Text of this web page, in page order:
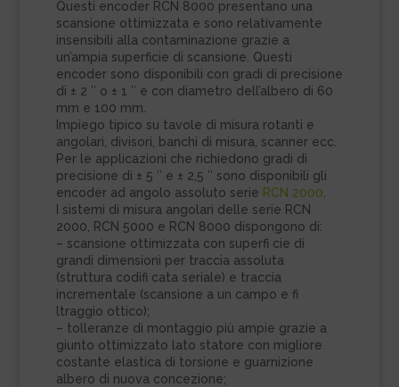
Questi encoder RCN 8000 presentano una
scansione ottimizzata e sono relativamente
insensibili alla contaminazione grazie a
un’ampia superficie di scansione. Questi
encoder sono disponibili con gradi di precisione
di ± 2 ″ o ± 1 ″ e con diametro dell’albero di 60
mm e 100 mm.
Impiego tipico su tavole di misura rotanti e
angolari, divisori, banchi di misura, scanner ecc.
Per le applicazioni che richiedono gradi di
precisione di ± 5 ″ e ± 2,5 ″ sono disponibili gli
encoder ad angolo assoluto serie RCN 2000
I sistemi di misura angolari delle serie RCN
2000, RCN 5000 e RCN 8000 dispongono di:
– scansione ottimizzata con superfi cie di
grandi dimensioni per traccia assoluta
(struttura codifi cata seriale) e traccia
incrementale (scansione a un campo e fi
ltraggio ottico);
– tolleranze di montaggio più ampie grazie a
giunto ottimizzato lato statore con migliore
costante elastica di torsione e guarnizione
albero di nuova concezione;